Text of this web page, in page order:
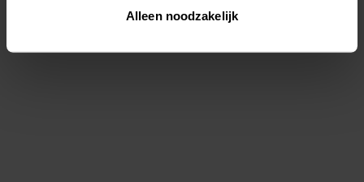
Via "Cookie instellingen" kun je ook zelf instellen welke
Alleen noodzakelijk